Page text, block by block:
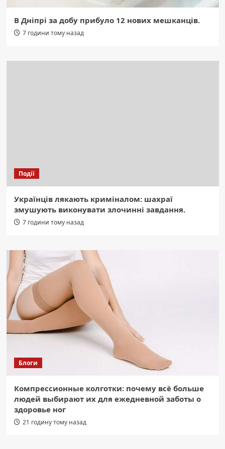
В Дніпрі за добу прибуло 12 нових мешканців.
7 години тому назад
Події
Українців лякають криміналом: шахраї
змушують виконувати злочинні завдання.
7 години тому назад
Блоги
Компрессионные колготки: почему всё больше
людей выбирают их для ежедневной заботы о
здоровье ног
21 годину тому назад